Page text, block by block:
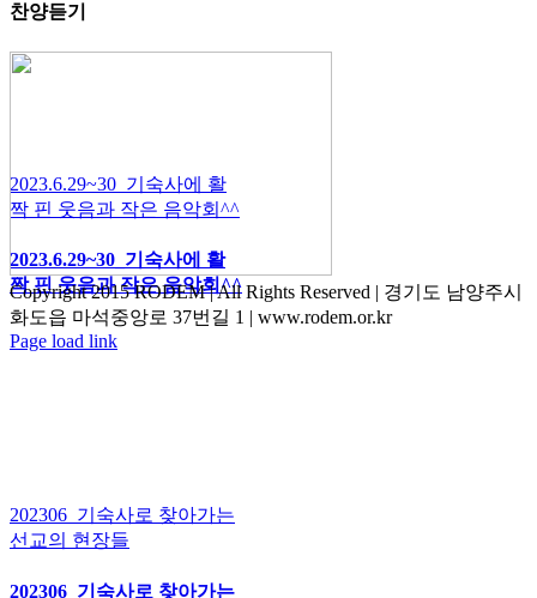
2023.6.29~30_기숙사에 활
짝 핀 웃음과 작은 음악회^^
2023.6.29~30_기숙사에 활
짝 핀 웃음과 작은 음악회^^
202306_기숙사로 찾아가는
선교의 현장들
202306_기숙사로 찾아가는
찬양듣기
Copyright 2015 RODEM | All Rights Reserved | 경기도 남양주시
화도읍 마석중앙로 37번길 1 | www.rodem.or.kr
Page load link